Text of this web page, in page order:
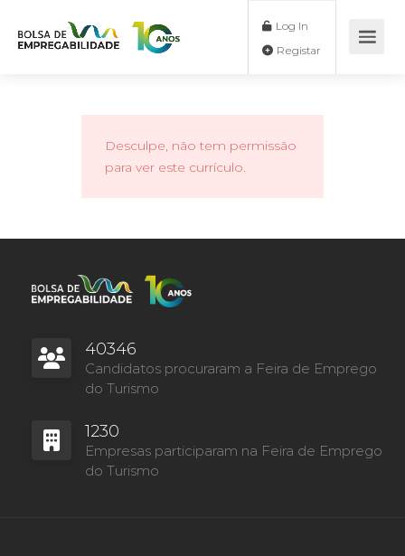
Log In
Desculpe, não tem permissão
para ver este currículo.
40346
Candidatos procuraram a Feira de Emprego
do Turismo
1230
Empresas participaram na Feira de Emprego
do Turismo